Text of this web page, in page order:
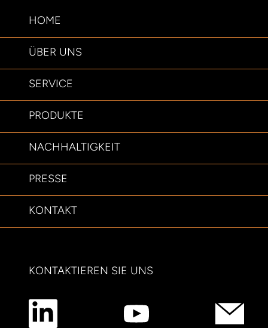
HOME
ÜBER UNS
SERVICE
PRODUKTE
NACHHALTIGKEIT
PRESSE
KONTAKT
KONTAKTIEREN SIE UNS